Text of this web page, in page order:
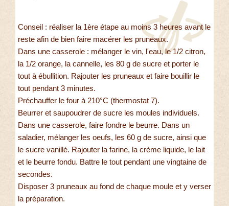
Conseil : réaliser la 1ère étape au moins 3 heures avant le
reste afin de bien faire macérer les pruneaux.
Dans une casserole : mélanger le vin, l'eau, le 1/2 citron,
la 1/2 orange, la cannelle, les 80 g de sucre et porter le
tout à ébullition. Rajouter les pruneaux et faire bouillir le
tout pendant 3 minutes.
Préchauffer le four à 210°C (thermostat 7).
Beurrer et saupoudrer de sucre les moules individuels.
Dans une casserole, faire fondre le beurre. Dans un
saladier, mélanger les oeufs, les 60 g de sucre, ainsi que
le sucre vanillé. Rajouter la farine, la crème liquide, le lait
et le beurre fondu. Battre le tout pendant une vingtaine de
secondes.
Disposer 3 pruneaux au fond de chaque moule et y verser
la préparation.